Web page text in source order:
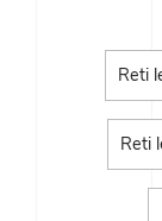
Reti
Reti